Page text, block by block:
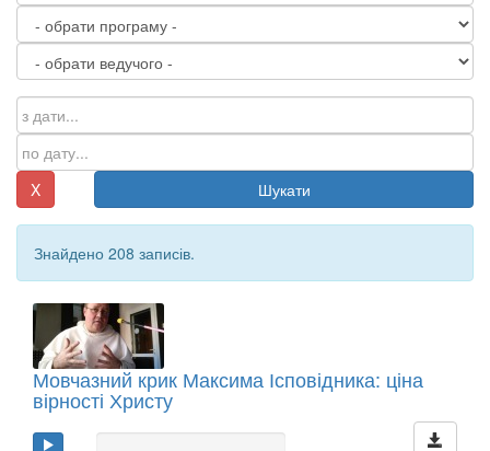
X Шукати
Знайдено 208 записів.
Мовчазний крик Максима Ісповідника: ціна
вірності Христу